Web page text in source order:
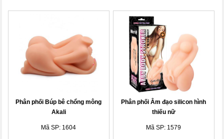
Phân phối Búp bê chổng mông
Akali
Mã SP: 1604
Phân phối Âm đạo silicon hình
thiếu nữ
Mã SP: 1579